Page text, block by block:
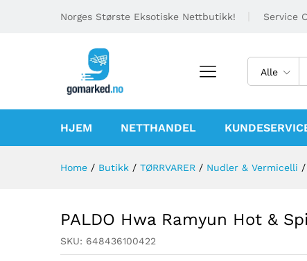
Norges Største Eksotiske Nettbutikk! Service
Alle
HJEM NETTHANDEL
Home / Butikk / TØRRVARER / Nudler & Vermicelli /
PALDO Hwa Ramyun Hot &
SKU: 648436100422